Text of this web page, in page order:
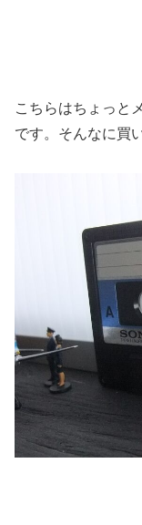
こちらはちょっと
です。そんなに買